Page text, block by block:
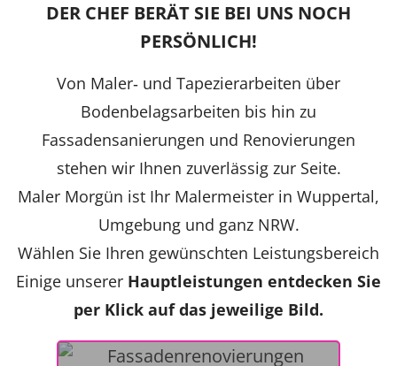
DER CHEF BERÄT SIE BEI UNS NOCH
PERSÖNLICH!
Von Maler‑ und Tapezierarbeiten über
Bodenbelagsarbeiten bis hin zu
Fassadensanierungen und Renovierungen
stehen wir Ihnen zuverlässig zur Seite.
Maler Morgün ist Ihr Malermeister in Wuppertal,
Umgebung und ganz NRW.
Wählen Sie Ihren gewünschten Leistungsbereich
Einige unserer Hauptleistungen entdecken Sie
per Klick auf das jeweilige Bild.